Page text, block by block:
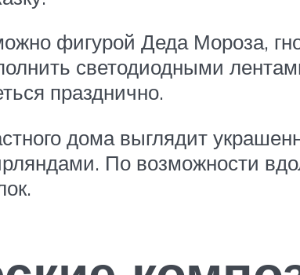
фигурой Деда Мороза,
светодиодными
празднично.
дома выглядит
По возможности